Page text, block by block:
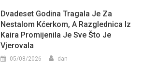
Dvadeset Godina Tragala Je Za
Nestalom Kćerkom, A Razglednica Iz
Kaira Promijenila Je Sve Što Je
Vjerovala
05/08/2026 dan